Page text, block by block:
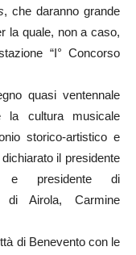
, che daranno grande
la quale, non a caso,
“I° Concorso
quasi ventennale
la cultura musicale
storico-artistico e
il presidente
e presidente di
di Airola, Carmine
di Benevento con le